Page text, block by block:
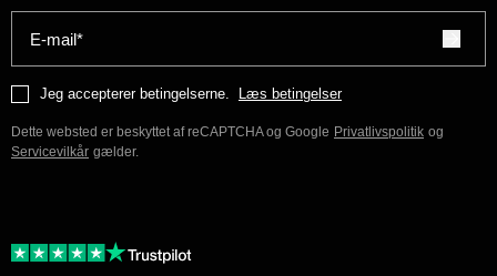
E-mail*
Jeg accepterer betingelserne. Læs betingelser
Dette websted er beskyttet af reCAPTCHA og Google Privatlivspolitik og
Servicevilkår gælder.